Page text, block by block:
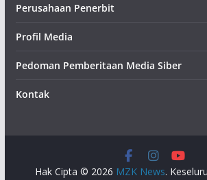
Perusahaan Penerbit
Profil Media
Pedoman Pemberitaan Media Siber
Kontak
Hak Cipta © 2026 MZK News.